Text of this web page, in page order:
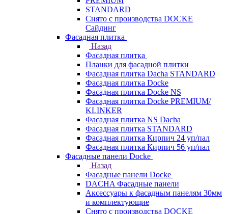
STANDARD
Снято с производства DOCKE
Сайдинг
Фасадная плитка
Назад
Фасадная плитка
Планки для фасадной плитки
Фасадная плитка Dacha STANDARD
Фасадная плитка Docke
Фасадная плитка Docke NS
Фасадная плитка Docke PREMIUM/
KLINKER
Фасадная плитка NS Dacha
Фасадная плитка STANDARD
Фасадная плитка Кирпич 24 уп/пал
Фасадная плитка Кирпич 56 уп/пал
Фасадные панели Docke
Назад
Фасадные панели Docke
DACHA Фасадные панели
Аксессуары к фасадным панелям 30мм
и комплектующие
Снято с производства DOCKE